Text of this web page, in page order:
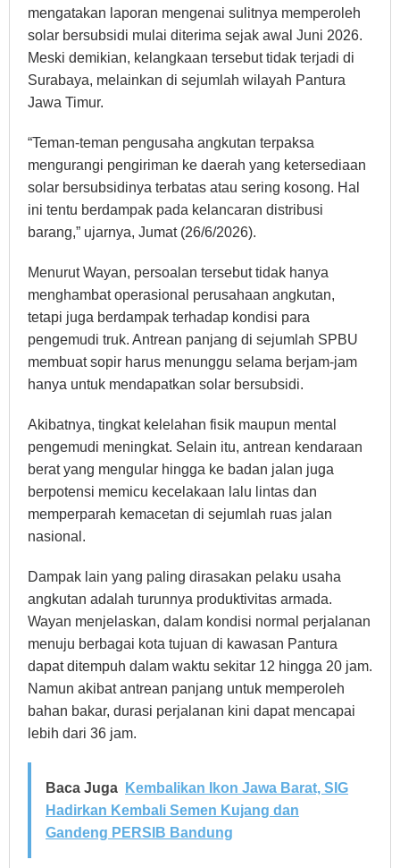
mengatakan laporan mengenai sulitnya memperoleh
solar bersubsidi mulai diterima sejak awal Juni 2026.
Meski demikian, kelangkaan tersebut tidak terjadi di
Surabaya, melainkan di sejumlah wilayah Pantura
Jawa Timur.
“Teman-teman pengusaha angkutan terpaksa
mengurangi pengiriman ke daerah yang ketersediaan
solar bersubsidinya terbatas atau sering kosong. Hal
ini tentu berdampak pada kelancaran distribusi
barang,” ujarnya, Jumat (26/6/2026).
Menurut Wayan, persoalan tersebut tidak hanya
menghambat operasional perusahaan angkutan,
tetapi juga berdampak terhadap kondisi para
pengemudi truk. Antrean panjang di sejumlah SPBU
membuat sopir harus menunggu selama berjam-jam
hanya untuk mendapatkan solar bersubsidi.
Akibatnya, tingkat kelelahan fisik maupun mental
pengemudi meningkat. Selain itu, antrean kendaraan
berat yang mengular hingga ke badan jalan juga
berpotensi memicu kecelakaan lalu lintas dan
memperparah kemacetan di sejumlah ruas jalan
nasional.
Dampak lain yang paling dirasakan pelaku usaha
angkutan adalah turunnya produktivitas armada.
Wayan menjelaskan, dalam kondisi normal perjalanan
menuju berbagai kota tujuan di kawasan Pantura
dapat ditempuh dalam waktu sekitar 12 hingga 20 jam.
Namun akibat antrean panjang untuk memperoleh
bahan bakar, durasi perjalanan kini dapat mencapai
lebih dari 36 jam.
Baca Juga
Kembalikan Ikon Jawa Barat, SIG
Hadirkan Kembali Semen Kujang dan
Gandeng PERSIB Bandung